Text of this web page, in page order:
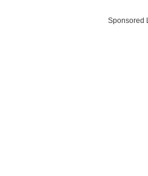
Sponsored